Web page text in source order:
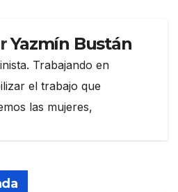
Yazmín Bustán
Trabajando en
el trabajo que
las mujeres,